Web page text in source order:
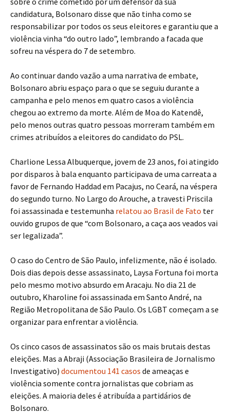
candidatura, Bolsonaro disse que não tinha como se
responsabilizar por todos os seus eleitores e garantiu que a
violência vinha “do outro lado”, lembrando a facada que
sofreu na véspera do 7 de setembro.
Ao continuar dando vazão a uma narrativa de embate,
Bolsonaro abriu espaço para o que se seguiu durante a
campanha e pelo menos em quatro casos a violência
chegou ao extremo da morte. Além de Moa do Katendê,
pelo menos outras quatro pessoas morreram também em
crimes atribuídos a eleitores do candidato do PSL.
Charlione Lessa Albuquerque, jovem de 23 anos, foi atingido
por disparos à bala enquanto participava de uma carreata a
favor de Fernando Haddad em Pacajus, no Ceará, na véspera
do segundo turno. No Largo do Arouche, a travesti Priscila
foi assassinada e testemunha relatou ao Brasil de Fato ter
ouvido grupos de que “com Bolsonaro, a caça aos veados vai
ser legalizada”.
O caso do Centro de São Paulo, infelizmente, não é isolado.
Dois dias depois desse assassinato, Laysa Fortuna foi morta
pelo mesmo motivo absurdo em Aracaju. No dia 21 de
outubro, Kharoline foi assassinada em Santo André, na
Região Metropolitana de São Paulo. Os LGBT começam a se
organizar para enfrentar a violência.
Os cinco casos de assassinatos são os mais brutais destas
eleições. Mas a Abraji (Associação Brasileira de Jornalismo
Investigativo) documentou 141 casos de ameaças e
violência somente contra jornalistas que cobriam as
eleições. A maioria deles é atribuída a partidários de
Bolsonaro.